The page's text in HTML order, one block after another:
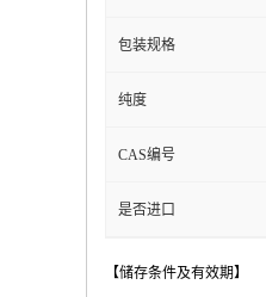
包装规格
纯度
CAS编号
是否进口
【储存条件及有效期】